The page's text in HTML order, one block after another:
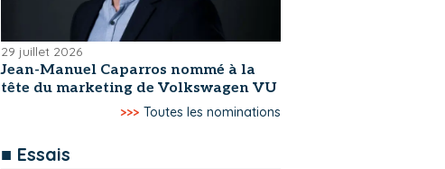
29 juillet 2026
Jean-Manuel Caparros nommé à la
tête du marketing de Volkswagen VU
>>> Toutes les nominations
■ Essais